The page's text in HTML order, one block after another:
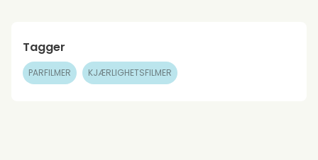
Tagger
PARFILMER KJÆRLIGHETSFILMER